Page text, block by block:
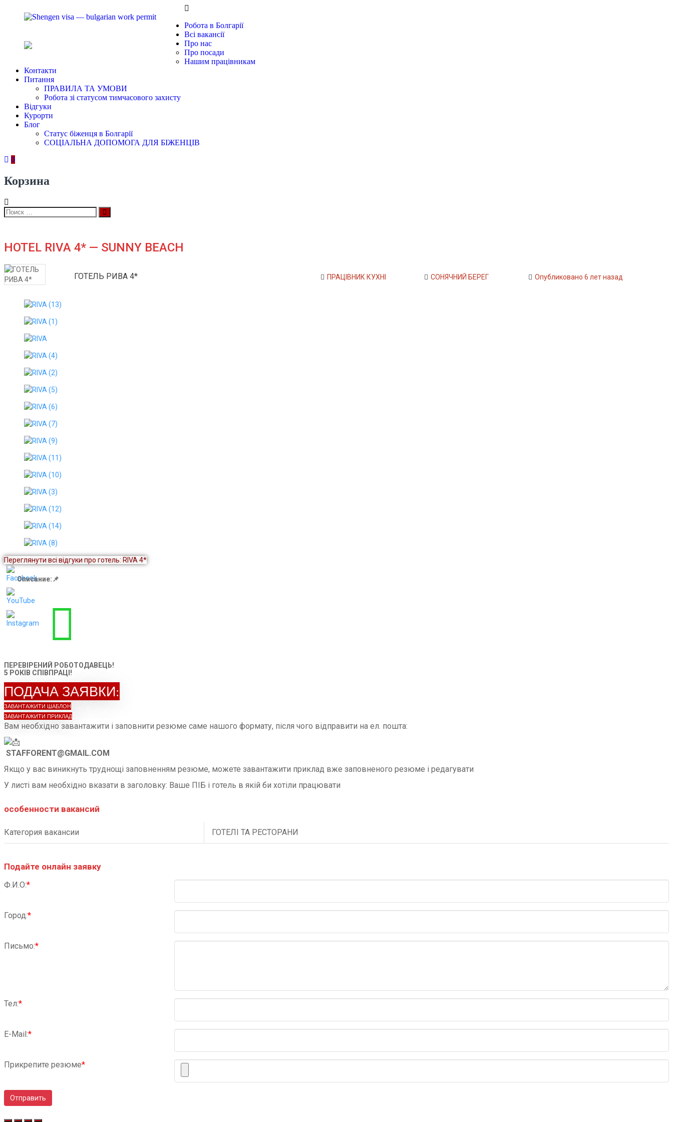
Shengen
bulgarian
Largest
company
Робота в Болгарії
Всi вакансії
Про нас
Про посади
Нашим працівникам
Контакти
Питання
ПРАВИЛА ТА УМОВИ
Робота зі статусом тимчасового захисту
Вiдгуки
Курорти
Блог
Статус біженця в Болгарії
СОЦІАЛЬНА ДОПОМОГА ДЛЯ БІЖЕНЦІВ
0
Корзина
Искать: Поиск
HOTEL RIVA 4* — SUNNY BEACH
ГОТЕЛЬ РИВА 4* ПРАЦІВНИК КУХНІ СОНЯЧНИЙ БЕРЕГ Опубликовано 6 лет назад
Переглянути всі відгуки про готель: RIVA 4*
Описание:📌
ПЕРЕВІРЕНИЙ РОБОТОДАВЕЦЬ!
5 РОКІВ СПІВПРАЦІ!
ПОДАЧА ЗАЯВКИ:
ЗАВАНТАЖИТИ ШАБЛОН
ЗАВАНТАЖИТИ ПРИКЛАД
Вам необхідно завантажити і заповнити резюме саме нашого формату, після чого відправити на ел. пошта:
STAFFORENT@GMAIL.COM
Якщо у вас виникнуть труднощі заповненням резюме, можете завантажити приклад вже заповненого резюме і редагувати
У листі вам необхідно вказати в заголовку: Ваше ПІБ і готель в якій би хотіли працювати
особенности вакансий
Категория вакансии ГОТЕЛІ ТА РЕСТОРАНИ
Подайте онлайн заявку
Ф.И.О:*
Город:*
Письмо:*
Тел:*
Е-Мail:*
Прикрепите резюме*
Отправить